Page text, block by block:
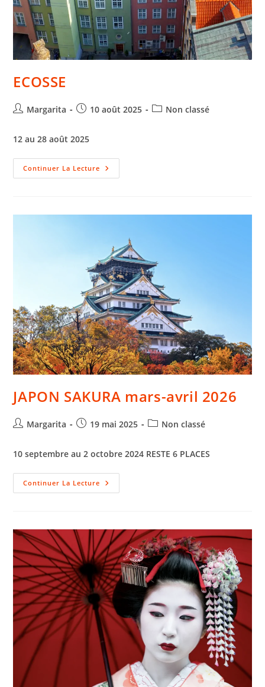
ECOSSE
Margarita 10 août 2025 Non classé
12 au 28 août 2025
Continuer La Lecture
JAPON SAKURA mars-avril 2026
Margarita 19 mai 2025 Non classé
10 septembre au 2 octobre 2024 RESTE 6 PLACES
Continuer La Lecture